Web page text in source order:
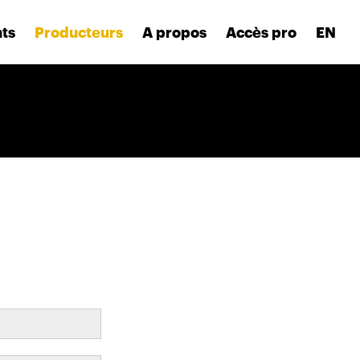
Producteurs A propos Accès pro EN